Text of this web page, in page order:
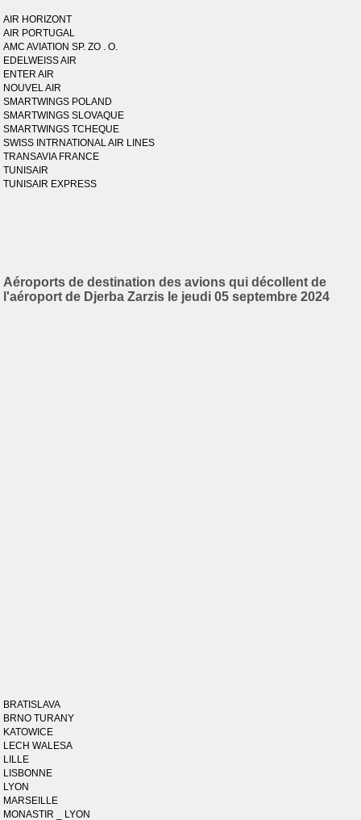
AIR HORIZONT
AIR PORTUGAL
AMC AVIATION SP. ZO . O.
EDELWEISS AIR
ENTER AIR
NOUVEL AIR
SMARTWINGS POLAND
SMARTWINGS SLOVAQUE
SMARTWINGS TCHEQUE
SWISS INTRNATIONAL AIR LINES
TRANSAVIA FRANCE
TUNISAIR
TUNISAIR EXPRESS
Aéroports de destination des avions qui décollent de
l'aéroport de Djerba Zarzis le jeudi 05 septembre 2024
BRATISLAVA
BRNO TURANY
KATOWICE
LECH WALESA
LILLE
LISBONNE
LYON
MARSEILLE
MONASTIR _ LYON